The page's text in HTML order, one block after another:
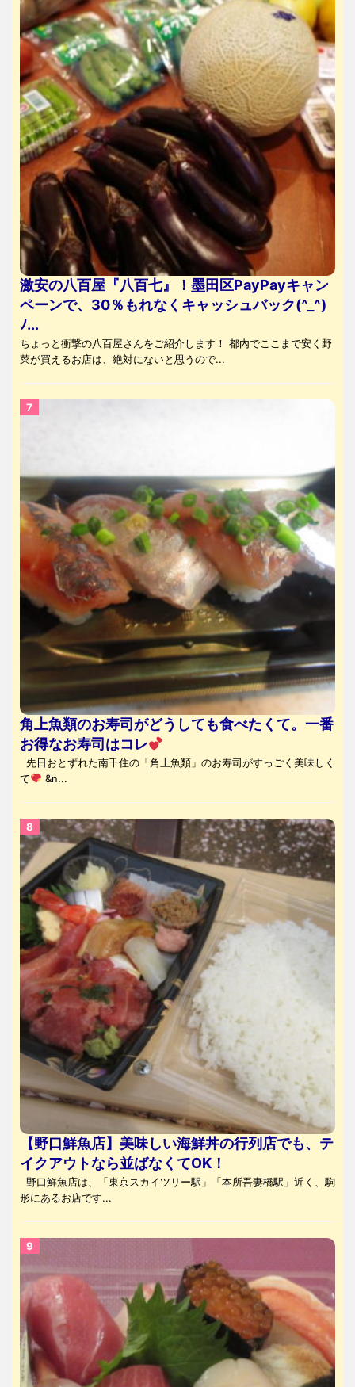
激安の八百屋『八百七』！墨田区PayPayキャン
ペーンで、30％もれなくキャッシュバック(^_^)
ﾉ...
ちょっと衝撃の八百屋さんをご紹介します！ 都内でここまで安く野
菜が買えるお店は、絶対にないと思うので...
角上魚類のお寿司がどうしても食べたくて。一番
お得なお寿司はコレ
先日おとずれた南千住の「角上魚類」のお寿司がすっごく美味しく
て
&n...
【野口鮮魚店】美味しい海鮮丼の行列店でも、テ
イクアウトなら並ばなくてOK！
野口鮮魚店は、「東京スカイツリー駅」「本所吾妻橋駅」近く、駒
形にあるお店です...